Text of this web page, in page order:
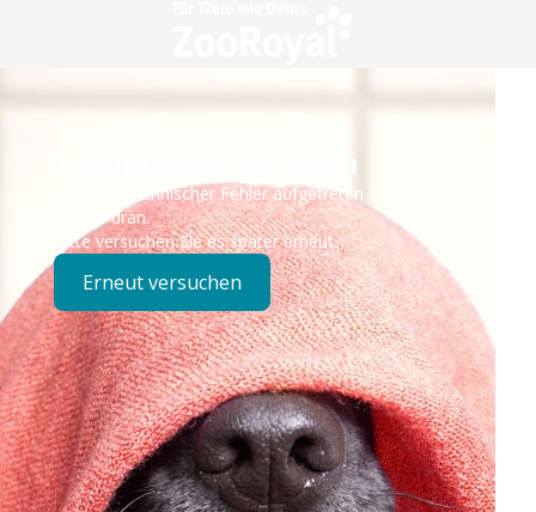
Technisches Problem
Es ist ein technischer Fehler aufgetreten – wir sind
bereits dran.
Bitte versuchen Sie es später erneut.
Erneut versuchen